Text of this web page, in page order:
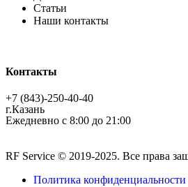
Статьи
Наши контакты
Контакты
+7 (843)-250-40-40
г.Казань
Ежедневно с 8:00 до 21:00
RF Service © 2019-2025. Все права
Политика конфиденциальности